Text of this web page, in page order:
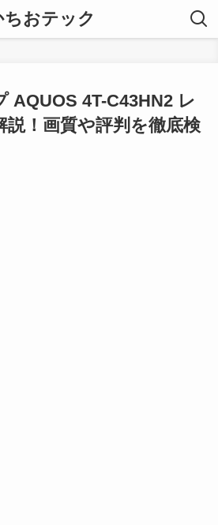
ちおテック
AQUOS 4T-C43HN2 レ
説！画質や評判を徹底検